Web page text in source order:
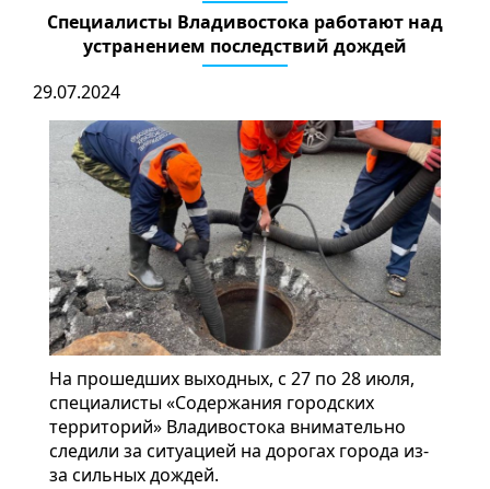
Специалисты Владивостока работают над
устранением последствий дождей
29.07.2024
На прошедших выходных, с 27 по 28 июля,
специалисты «Содержания городских
территорий» Владивостока внимательно
следили за ситуацией на дорогах города из-
за сильных дождей.